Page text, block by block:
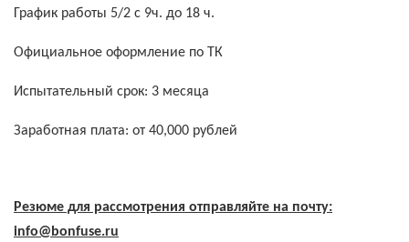
График работы 5/2 с 9ч. до 18 ч.
Официальное оформление по ТК
Испытательный срок: 3 месяца
Заработная плата: от 40,000 рублей
Резюме для рассмотрения отправляйте на почту:
info@bonfuse.ru